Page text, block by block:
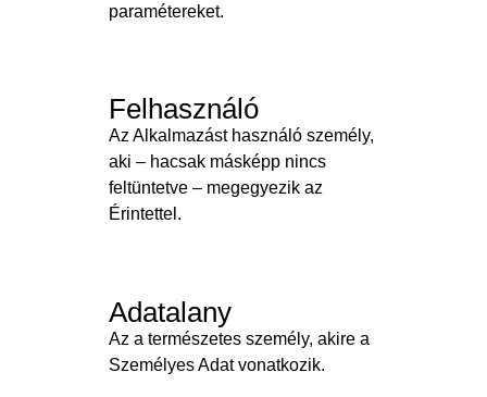
paramétereket.
Felhasználó
Az Alkalmazást használó személy,
aki – hacsak másképp nincs
feltüntetve – megegyezik az
Érintettel.
Adatalany
Az a természetes személy, akire a
Személyes Adat vonatkozik.